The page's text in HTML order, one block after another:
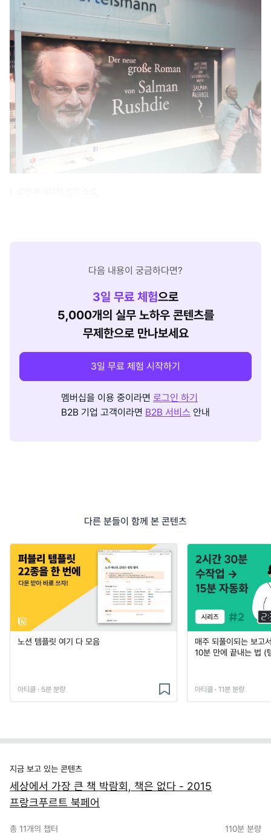
다음 내용이 궁금하다면?
3일 무료 체험으로
5,000개의 실무 노하우 콘텐츠를
무제한으로 만나보세요
3일 무료 체험 시작하기
멤버십을 이용 중이라면 로그인 하기
B2B 기업 고객이라면 B2B 서비스 안내
다른 분들이 함께 본 콘텐츠
노션 템플릿 여기 다 모음
아티클 · 5분 분량
매주 되풀이되는 보고
10분 만에 끝내는 법 (
아티클 · 11분 분량
지금 보고 있는 콘텐츠
세상에서 가장 큰 책 박람회, 책은 없다 - 2015
프랑크푸르트 북페어
총 11개의 챕터 110분 분량